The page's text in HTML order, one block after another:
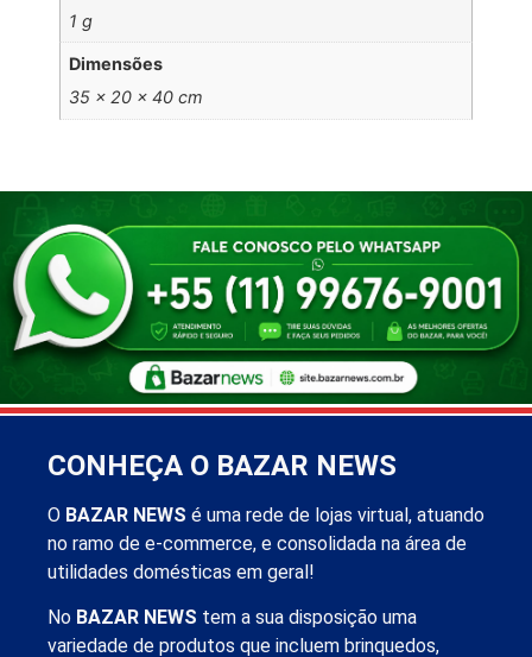
1 g
Dimensões
35 × 20 × 40 cm
CONHEÇA O BAZAR NEWS
O BAZAR NEWS é uma rede de lojas virtual, atuando
no ramo de e-commerce, e consolidada na área de
utilidades domésticas em geral!
No BAZAR NEWS tem a sua disposição uma
variedade de produtos que incluem brinquedos,